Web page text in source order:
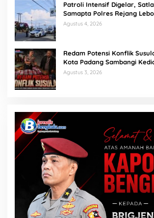
Patroli Intensif Digelar,
Samapta Polres Rejang
Berantas Balap Liar
Agustus 4, 2026
Redam Potensi Konflik
Kota Padang Sambangi
Penganiayaan di Lubuk
Agustus 3, 2026